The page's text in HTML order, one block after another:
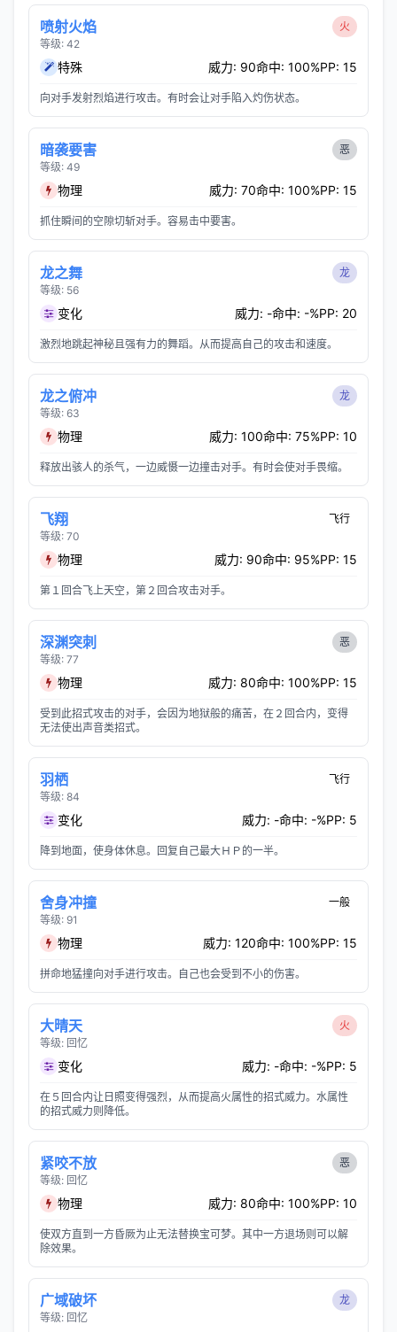
喷射火焰
等级: 42
火
特殊 威力: 90命中: 100%PP: 15
向对手发射烈焰进行攻击。有时会让对手陷入灼伤状态。
暗袭要害
等级: 49
恶
物理 威力: 70命中: 100%PP: 15
抓住瞬间的空隙切斩对手。容易击中要害。
龙之舞
等级: 56
龙
变化 威力: -命中: -%PP: 20
激烈地跳起神秘且强有力的舞蹈。从而提高自己的攻击和速度。
龙之俯冲
等级: 63
龙
物理 威力: 100命中: 75%PP: 10
释放出骇人的杀气，一边威慑一边撞击对手。有时会使对手畏缩。
飞翔
等级: 70
飞行
物理 威力: 90命中: 95%PP: 15
第１回合飞上天空，第２回合攻击对手。
深渊突刺
等级: 77
恶
物理 威力: 80命中: 100%PP: 15
受到此招式攻击的对手，会因为地狱般的痛苦，在２回合内，变得
无法使出声音类招式。
羽栖
等级: 84
飞行
变化 威力: -命中: -%PP: 5
降到地面，使身体休息。回复自己最大ＨＰ的一半。
舍身冲撞
等级: 91
一般
物理 威力: 120命中: 100%PP: 15
拼命地猛撞向对手进行攻击。自己也会受到不小的伤害。
大晴天
等级: 回忆
火
变化 威力: -命中: -%PP: 5
在５回合内让日照变得强烈，从而提高火属性的招式威力。水属性
的招式威力则降低。
紧咬不放
等级: 回忆
恶
物理 威力: 80命中: 100%PP: 10
使双方直到一方昏厥为止无法替换宝可梦。其中一方退场则可以解
除效果。
广域破坏
等级: 回忆
龙